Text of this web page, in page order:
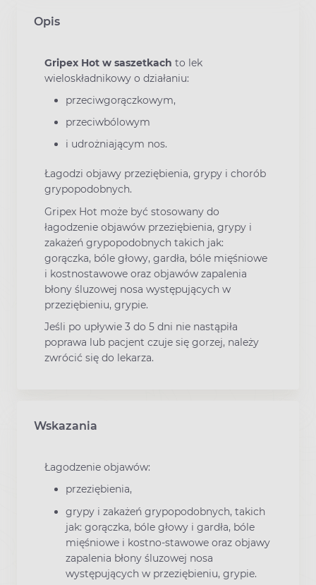
Opis
Gripex Hot w saszetkach to lek
wieloskładnikowy o działaniu:
przeciwgorączkowym,
przeciwbólowym
i udrożniającym nos.
Łagodzi objawy przeziębienia, grypy i chorób
grypopodobnych.
Gripex Hot może być stosowany do
łagodzenie objawów przeziębienia, grypy i
zakażeń grypopodobnych takich jak:
gorączka, bóle głowy, gardła, bóle mięśniowe
i kostnostawowe oraz objawów zapalenia
błony śluzowej nosa występujących w
przeziębieniu, grypie.
Jeśli po upływie 3 do 5 dni nie nastąpiła
poprawa lub pacjent czuje się gorzej, należy
zwrócić się do lekarza.
Wskazania
Łagodzenie objawów:
przeziębienia,
grypy i zakażeń grypopodobnych, takich
jak: gorączka, bóle głowy i gardła, bóle
mięśniowe i kostno-stawowe oraz objawy
zapalenia błony śluzowej nosa
występujących w przeziębieniu, grypie.